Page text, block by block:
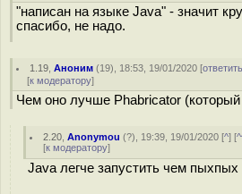
"написан на языке Java" - значит
спасибо, не надо.
1.19 ,Аноним (19), 18:53, 19/01/2020 [
[к модератору]
Чем оно лучше Phabricator (который
2.20 ,Anonymou (?), 19:39, 19/01/2020 [^] [
[к модератору]
Java легче запустить чем пыхпых